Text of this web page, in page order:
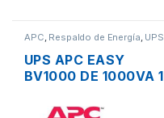
APC Respaldo de Energía UPS
UPS APC EASY
BV1000 DE 1000VA 1
120V